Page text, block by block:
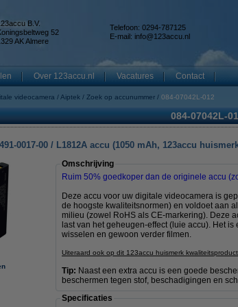
B.V.
52
AK Almere
Telefoon: 0294-787125
E-mail: info@123accu.nl
Over 123accu.nl Vacatures Contact
videocamera Aiptek Zoek op accunummer 084-07042L-012
084-07042L-
0017-00 / L1812A accu (1050 mAh, 123accu
Omschrijving
Ruim 50% goedkoper dan de originele accu
Deze accu voor uw digitale videocamera is
de hoogste kwaliteitsnormen) en voldoet aan
milieu (zowel RoHS als CE-markering). Deze
last van het geheugen-effect (luie accu). Het
wisselen en gewoon verder filmen.
Uiteraard ook op dit 123accu huismerk
Tip: Naast een extra accu is een goede
beschermen tegen stof, beschadigingen en
Specificaties